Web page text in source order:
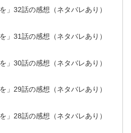
」32話の感想（ネタバレあり）
」31話の感想（ネタバレあり）
」30話の感想（ネタバレあり）
」29話の感想（ネタバレあり）
」28話の感想（ネタバレあり）